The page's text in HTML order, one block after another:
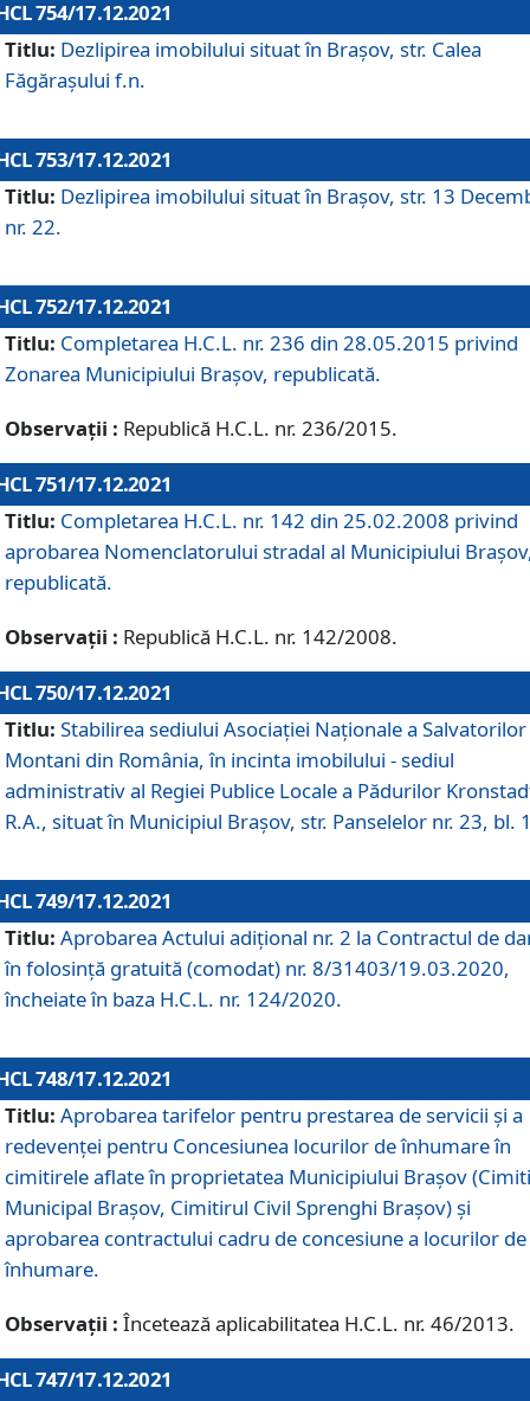
754/17.12.2021
Titlu: Dezlipirea imobilului situat în Brașov, str. Calea
Făgărașului f.n.
753/17.12.2021
Titlu: Dezlipirea imobilului situat în Brașov, str. 13
nr. 22.
752/17.12.2021
Titlu: Completarea H.C.L. nr. 236 din 28.05.2015 privind
Zonarea Municipiului Braşov, republicată.
Observații : Republică H.C.L. nr. 236/2015.
751/17.12.2021
Titlu: Completarea H.C.L. nr. 142 din 25.02.2008 privind
aprobarea Nomenclatorului stradal al Municipiului
republicată.
Observații : Republică H.C.L. nr. 142/2008.
750/17.12.2021
Titlu: Stabilirea sediului Asociației Naționale a Salvatorilor
Montani din România, în incinta imobilului - sediul
administrativ al Regiei Publice Locale a Pădurilor
R.A., situat în Municipiul Braşov, str. Panselelor nr. 23, bl.
749/17.12.2021
Titlu: Aprobarea Actului adițional nr. 2 la Contractul de
în folosință gratuită (comodat) nr. 8/31403/19.03.2020,
încheiate în baza H.C.L. nr. 124/2020.
748/17.12.2021
Titlu: Aprobarea tarifelor pentru prestarea de servicii şi a
redevenţei pentru Concesiunea locurilor de înhumare în
cimitirele aflate în proprietatea Municipiului Braşov
Municipal Braşov, Cimitirul Civil Sprenghi Braşov) şi
aprobarea contractului cadru de concesiune a locurilor de
înhumare.
Observații : Încetează aplicabilitatea H.C.L. nr. 46/2013.
747/17.12.2021